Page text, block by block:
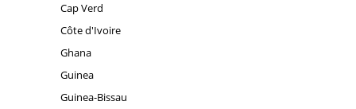
Cap Verd
Côte d'Ivoire
Ghana
Guinea
Guinea-Bissau